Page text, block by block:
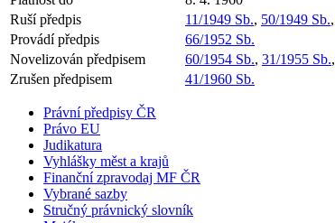
Ruší předpis
11/1949 Sb., 50/1949 Sb.,
Provádí předpis
66/1952 Sb.
Novelizován předpisem
60/1954 Sb., 31/1955 Sb.,
Zrušen předpisem
41/1960 Sb.
Právní předpisy ČR
Právo EU
Judikatura
Vyhlášky měst a krajů
Finanční zpravodaj MF ČR
Vybrané sazby
Stručný právnický slovník